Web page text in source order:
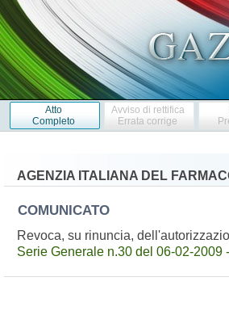
Atto
Completo
Avviso di rettifica
Errata corrige
AGENZIA ITALIANA DEL
COMUNICATO
Revoca, su rinuncia,
Serie Generale n.30 del 06-02-2009